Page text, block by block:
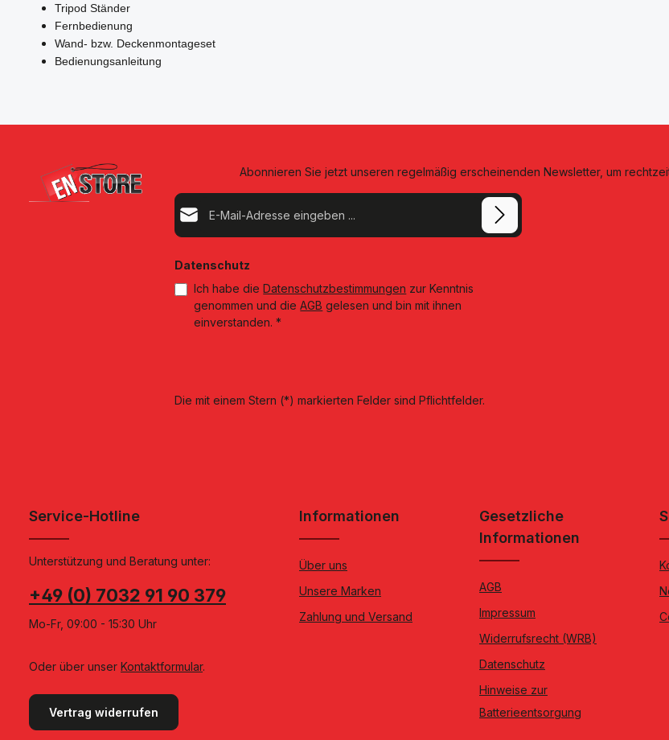
Tripod Ständer
Fernbedienung
Wand- bzw. Deckenmontageset
Bedienungsanleitung
Abonnieren Sie jetzt unseren regelmäßig erscheinenden Newsletter, um
E-Mail-Adresse*
Datenschutz
Ich habe dieDatenschutzbestimmungen zur Kenntnis
genommen und dieAGB gelesen und bin mit ihnen
einverstanden.*
Die mit einem Stern (*) markierten Felder sind Pflichtfelder.
Service-Hotline
Unterstützung und Beratung unter:
+49 (0) 7032 91 90 379
Mo-Fr, 09:00 - 15:30 Uhr
Oder über unser Kontaktformular.
Vertrag widerrufen
Informationen
Über uns
Unsere Marken
Zahlung und Versand
Gesetzliche
Informationen
AGB
Impressum
Widerrufsrecht (WRB)
Datenschutz
Hinweise zur
Batterieentsorgung